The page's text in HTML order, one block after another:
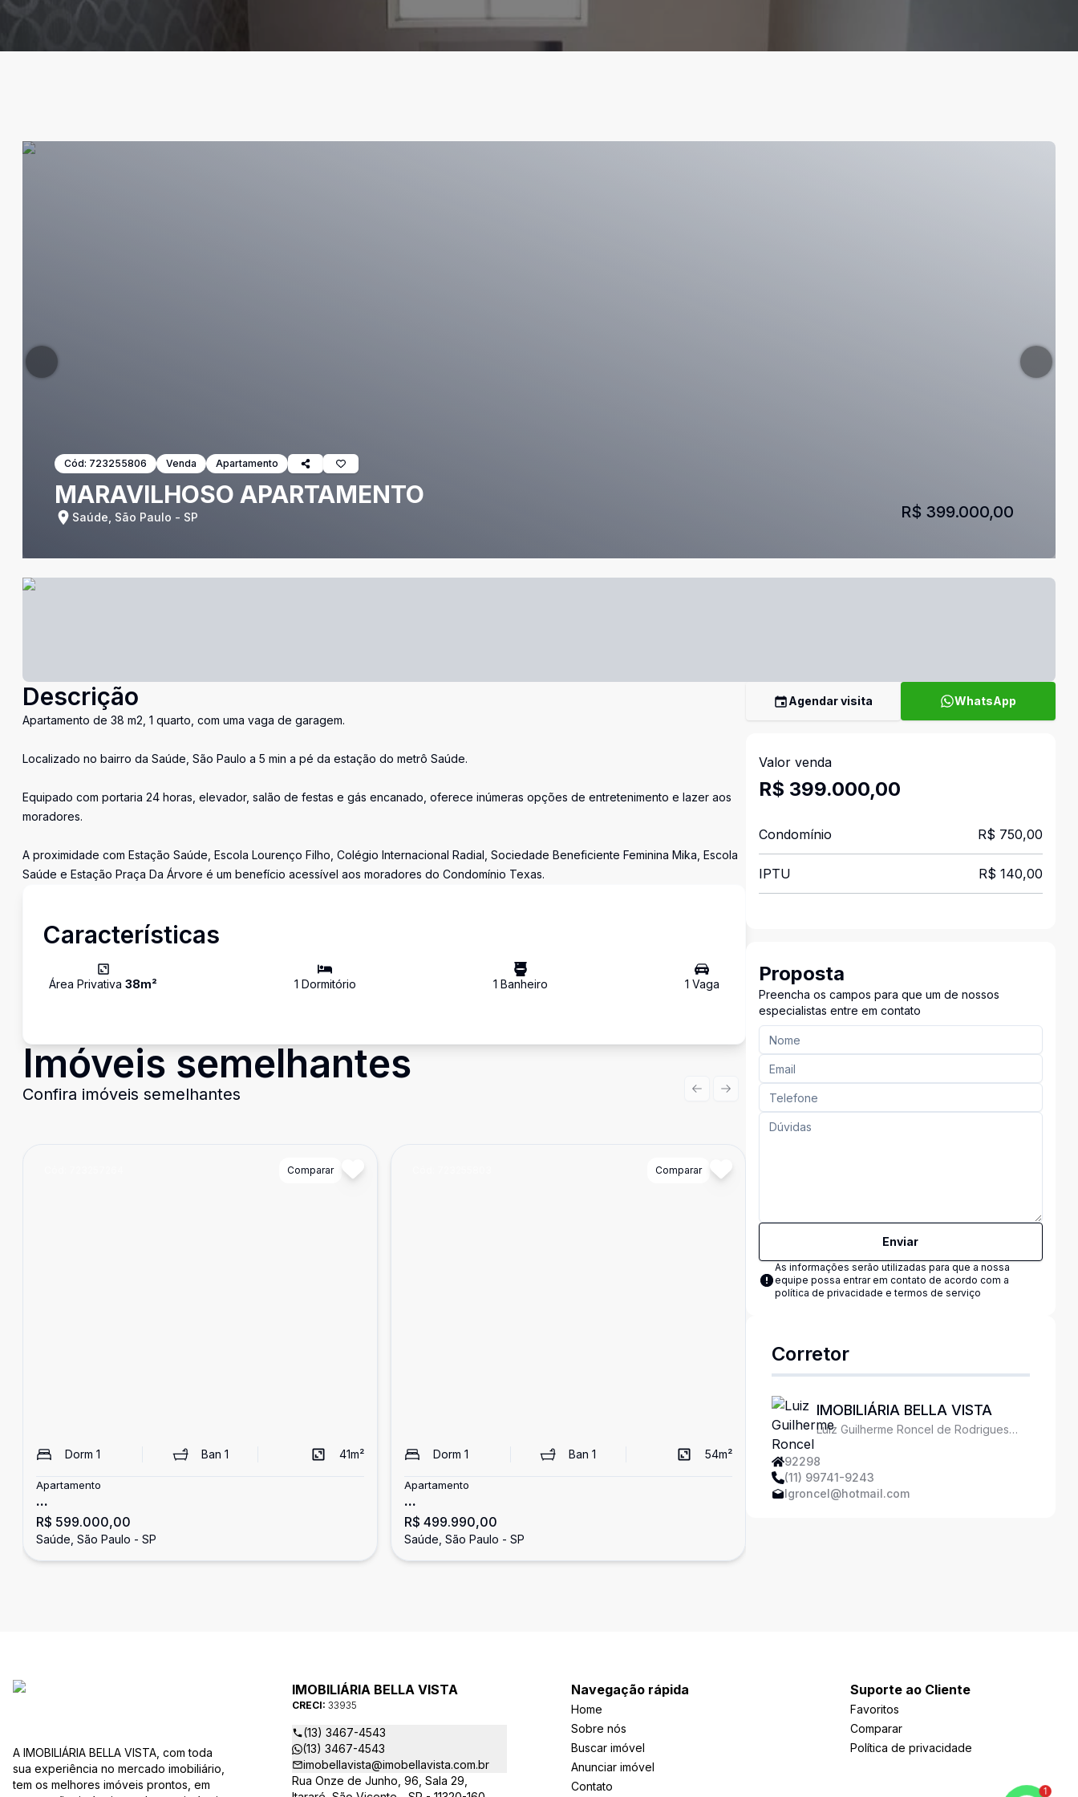
Cód: 723255806 Venda Apartamento
MARAVILHOSO APARTAMENTO
Saúde, São Paulo - SP R$ 399.000,00
Descrição
Apartamento de 38 m2, 1 quarto, com uma vaga de garagem.
Localizado no bairro da Saúde, São Paulo a 5 min a pé da estação do metrô Saúde.
Equipado com portaria 24 horas, elevador, salão de festas e gás encanado, oferece inúmeras opções de entretenimento e lazer aos
moradores.
A proximidade com Estação Saúde, Escola Lourenço Filho, Colégio Internacional Radial, Sociedade Beneficiente Feminina Mika, Escola
Saúde e Estação Praça Da Árvore é um benefício acessível aos moradores do Condomínio Texas.
Características
Área Privativa 38m² 1 Dormitório 1 Banheiro 1 Vaga
Imóveis semelhantes
Confira imóveis semelhantes
Comparar
Dorm 1 Ban 1 41m²
Apartamento
...
R$ 599.000,00
Saúde, São Paulo - SP
Comparar
Dorm 1 Ban1 54m²
Apartamento
...
R$ 499.990,00
Saúde, São Paulo - SP
Dorm
Apartamento
...
Previous slide
Next slide
Agendar visita WhatsApp
Valor venda
R$ 399.000,00
Condomínio R$ 750,00
IPTU R$ 140,00
Proposta
Preencha os campos para que um de nossos
especialistas entre em contato
Enviar
As informações serão utilizadas para que a nossa
equipe possa entrar em contato de acordo com a
política de privacidade e termos de serviço
Corretor
IMOBILIÁRIA BELLA VISTA
Luiz Guilherme Roncel de Rodrigues
92298
(11) 99741-9243
lgroncel@hotmail.com
A IMOBILIÁRIA BELLA VISTA, com toda
sua experiência no mercado imobiliário,
tem os melhores imóveis prontos, em
IMOBILIÁRIA BELLA VISTA
CRECI: 33935
(13) 3467-4543
(13) 3467-4543
imobellavista@imobellavista.com.br
Rua Onze de Junho, 96, Sala 29,
Navegação rápida
Home
Sobre nós
Buscar imóvel
Anunciar imóvel
Contato
Suporte ao Cliente
Favoritos
Comparar
Política de privacidade
1